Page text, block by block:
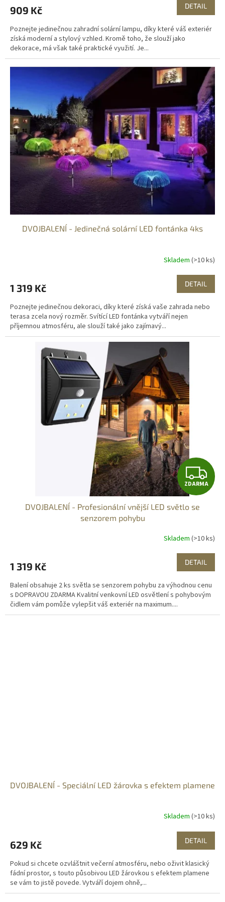
909 Kč DETAIL
Poznejte jedinečnou zahradní solární lampu, díky které váš exteriér
získá moderní a stylový vzhled. Kromě toho, že slouží jako
dekorace, má však také praktické využití. Je...
DVOJBALENÍ - Jedinečná solární LED fontánka 4ks
Skladem (>10 ks)
1 319 Kč DETAIL
Poznejte jedinečnou dekoraci, díky které získá vaše zahrada nebo
terasa zcela nový rozměr. Svítící LED fontánka vytváří nejen
příjemnou atmosféru, ale slouží také jako zajímavý...
Z
D
R
M
A
ZDARMA
DVOJBALENÍ - Profesionální vnější LED světlo se
senzorem pohybu
Skladem (>10 ks)
1 319 Kč DETAIL
Balení obsahuje 2 ks světla se senzorem pohybu za výhodnou cenu
s DOPRAVOU ZDARMA Kvalitní venkovní LED osvětlení s pohybovým
čidlem vám pomůže vylepšit váš exteriér na maximum....
DVOJBALENÍ - Speciální LED žárovka s efektem plamene
Skladem (>10 ks)
629 Kč DETAIL
Pokud si chcete ozvláštnit večerní atmosféru, nebo oživit klasický
fádní prostor, s touto působivou LED žárovkou s efektem plamene
se vám to jistě povede. Vytváří dojem ohně,...